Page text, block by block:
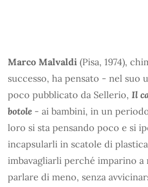
Marco Malvaldi (Pisa, 1974),
successo, ha pensato - nel suo
poco pubblicato da Sellerio, Il
botole - ai bambini, in un
loro si sta pensando poco e si
incapsularli in scatole di
imbavagliarli perché imparino a
parlare di meno, senza